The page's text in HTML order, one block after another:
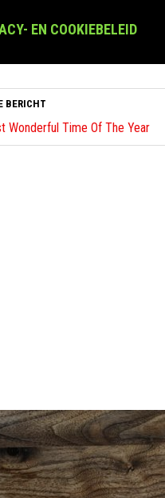
EN COOKIEBELEID
BERICHT
Wonderful Time Of The Year